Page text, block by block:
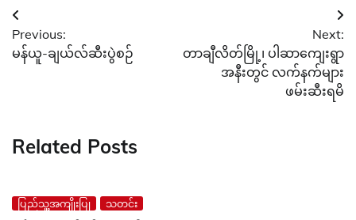
Post
navigation
Previous:
မန်ယူ-ချယ်လ်ဆီးပွဲစဉ်
Next:
တာချီလိတ်မြို့၊ ပါဆာကျေးရွာ
အနီးတွင် လက်နက်များ
ဖမ်းဆီးရမိ
Related Posts
ပြည်သူ့အကျိုးပြု သတင်း